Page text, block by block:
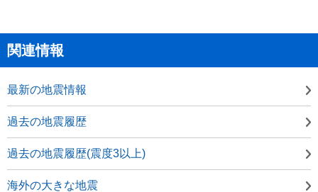
関連情報
最新の地震情報
過去の地震履歴
過去の地震履歴(震度3以上)
海外の大きな地震